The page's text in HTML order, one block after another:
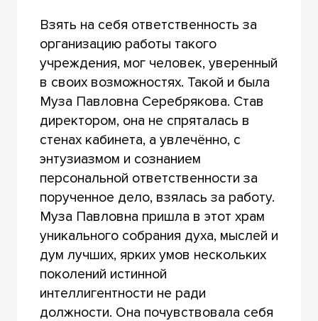
Взять на себя ответственность за
организацию работы такого
учреждения, мог человек, уверенный
в своих возможностях. Такой и была
Муза Павловна Серебрякова. Став
директором, она не спряталась в
стенах кабинета, а увлечённо, с
энтузиазмом и сознанием
персональной ответственности за
порученное дело, взялась за работу.
Муза Павловна пришла в этот храм
уникального собрания духа, мыслей и
дум лучших, ярких умов нескольких
поколений истинной
интеллигентности не ради
должности. Она почувствовала себя